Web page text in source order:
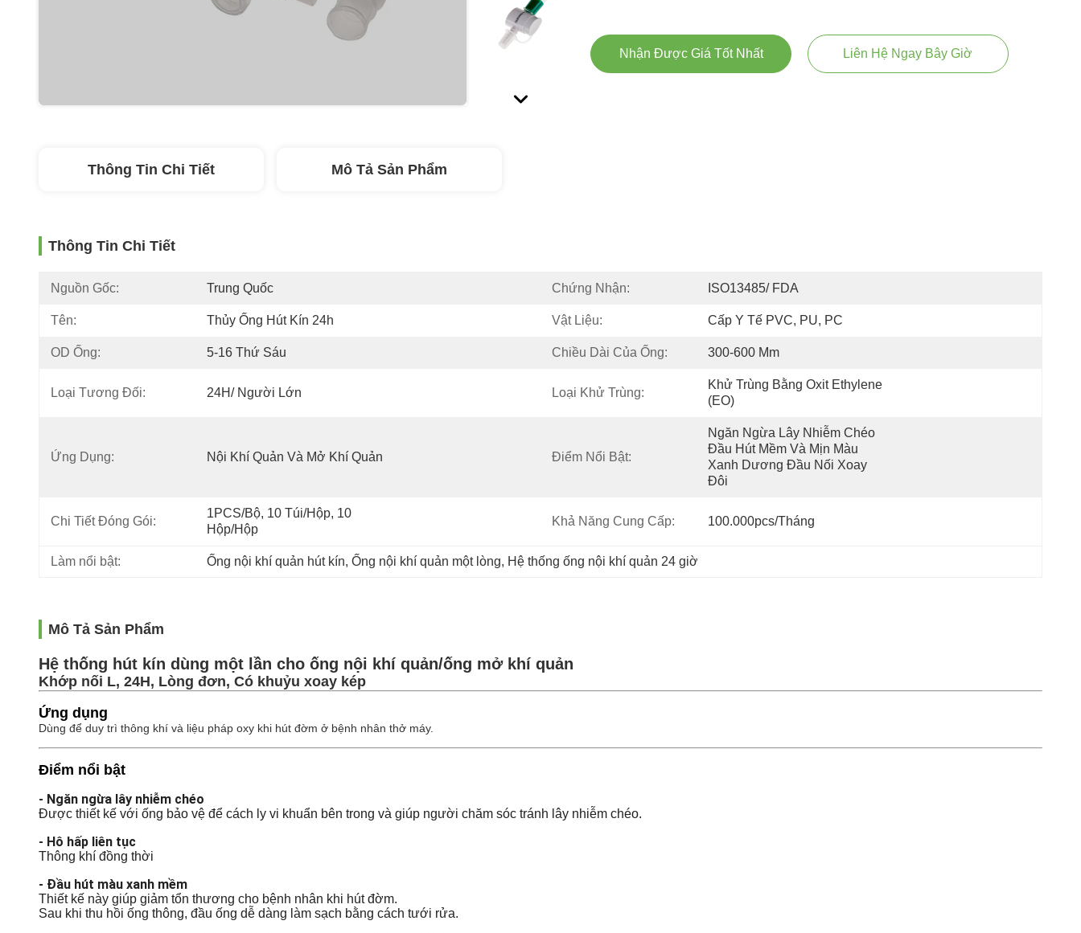
Nhận Được Giá Tốt Nhất Liên Hệ Ngay Bây Giờ
Thông Tin Chi Tiết Mô Tả Sản Phẩm
Thông Tin Chi Tiết
Nguồn Gốc: Trung Quốc Chứng Nhận: ISO13485/ FDA
Tên: Thủy Ống Hút Kín 24h Vật Liệu: Cấp Y Tế PVC, PU, ​​​​PC
OD Ống: 5-16 Thứ Sáu Chiều Dài Của Ống: 300-600 Mm
Loại Tương Đối: 24H/ Người Lớn Loại Khử Trùng:
Khử Trùng Bằng Oxit Ethylene
(EO)
Ứng Dụng: Nội Khí Quản Và Mở Khí Quản Điểm Nổi Bật:
Ngăn Ngừa Lây Nhiễm Chéo
Đầu Hút Mềm Và Mịn Màu
Xanh Dương Đầu Nối Xoay
Đôi
Chi Tiết Đóng Gói:
1PCS/Bộ, 10 Túi/hộp, 10
Hộp/hộp
Khả Năng Cung Cấp: 100.000pcs/tháng
Làm nổi bật: Ống nội khí quản hút kín, Ống nội khí quản một lòng, Hệ thống ống nội khí quản 24 giờ
Mô Tả Sản Phẩm
Hệ thống hút kín dùng một lần cho ống nội khí quản/ống mở khí quản
Khớp nối L, 24H, Lòng đơn, Có khuỷu xoay kép
Ứng dụng
Dùng để duy trì thông khí và liệu pháp oxy khi hút đờm ở bệnh nhân thở máy.
Điểm nổi bật
- Ngăn ngừa lây nhiễm chéo
Được thiết kế với ống bảo vệ để cách ly vi khuẩn bên trong và giúp người chăm sóc tránh lây nhiễm chéo.
- Hô hấp liên tục
Thông khí đồng thời
- Đầu hút màu xanh mềm
Thiết kế này giúp giảm tổn thương cho bệnh nhân khi hút đờm.
Sau khi thu hồi ống thông, đầu ống dễ dàng làm sạch bằng cách tưới rửa.